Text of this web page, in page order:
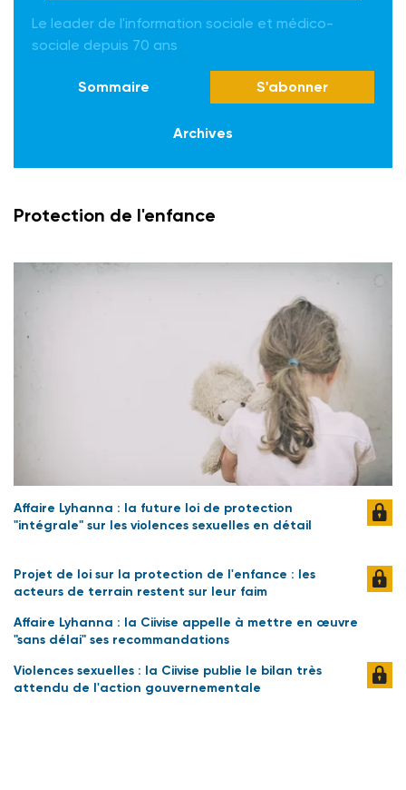
Le leader de l'information sociale et médico-
sociale depuis 70 ans
Sommaire S'abonner
Archives
Protection de l'enfance
Affaire Lyhanna : la future loi de protection
"intégrale" sur les violences sexuelles en détail
Projet de loi sur la protection de l'enfance : les
acteurs de terrain restent sur leur faim
Affaire Lyhanna : la Ciivise appelle à mettre en œuvre
"sans délai" ses recommandations
Violences sexuelles : la Ciivise publie le bilan très
attendu de l'action gouvernementale